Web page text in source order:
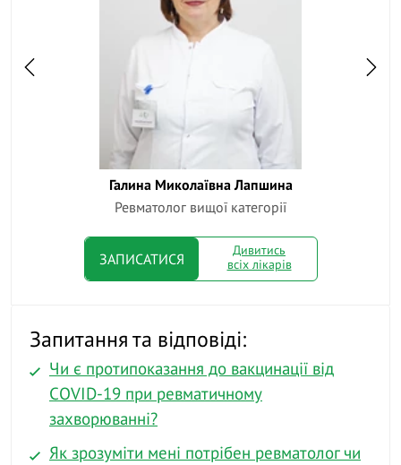
Галина Миколаївна Лапшина
Ревматолог вищої категорії
ЗАПИСАТИСЯ
Дивитись
всіх лікарів
Запитання та відповіді:
Чи є протипоказання до вакцинації від
COVID-19 при ревматичному
захворюванні?
Як зрозуміти мені потрібен ревматолог чи